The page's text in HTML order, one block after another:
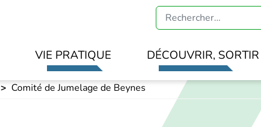
VIE PRATIQUE DÉCOUVRIR, SORTIR
Comité de Jumelage de Beynes